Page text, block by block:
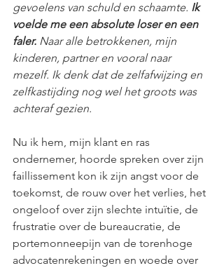
gevoelens van schuld en schaamte. Ik
voelde me een absolute loser en een
faler. Naar alle betrokkenen, mijn
kinderen, partner en vooral naar
mezelf. Ik denk dat de zelfafwijzing en
zelfkastijding nog wel het groots was
achteraf gezien.
Nu ik hem, mijn klant en ras
ondernemer, hoorde spreken over zijn
faillissement kon ik zijn angst voor de
toekomst, de rouw over het verlies, het
ongeloof over zijn slechte intuïtie, de
frustratie over de bureaucratie, de
portemonneepijn van de torenhoge
advocatenrekeningen en woede over